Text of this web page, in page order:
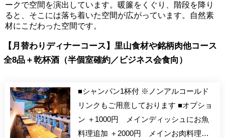
ークで空間を演出しています。暖簾をくぐり、階段を降り
ると、そこには落ち着いた空間が広がっています。自然素
材にこだわった空間です。
【月替わりディナーコース】里山食材や銘柄肉他コース
全8品＋乾杯酒（半個室確約／ビジネス会食向）
■シャンパン1杯付 ※ノンアルコールド
リンクもご用意しております ■オプショ
ン ＋1000円 メインディッシュにお魚
料理追加 ＋2000円 メインお肉料理を